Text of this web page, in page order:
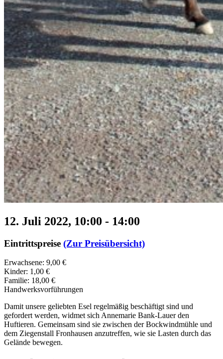
12. Juli 2022, 10:00 - 14:00
Eintrittspreise (Zur Preisübersicht)
Erwachsene: 9,00 €
Kinder: 1,00 €
Familie: 18,00 €
Handwerksvorführungen
Damit unsere geliebten Esel regelmäßig beschäftigt sind und
gefordert werden, widmet sich Annemarie Bank-Lauer den
Huftieren. Gemeinsam sind sie zwischen der Bockwindmühle und
dem Ziegenstall Fronhausen anzutreffen, wie sie Lasten durch das
Gelände bewegen.